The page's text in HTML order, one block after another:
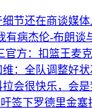
节还在商谈媒
有病杰伦-布朗谈
官方：扣篮王麦
维：全队调整好
会很快乐，会
签下罗德里金塞